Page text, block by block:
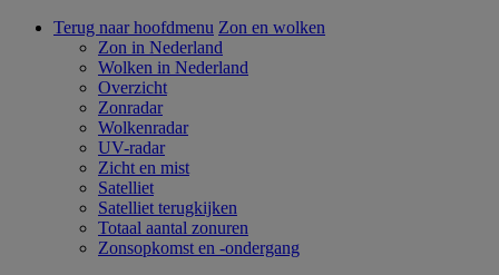
Terug naar hoofdmenu Zon en wolken
Zon in Nederland
Wolken in Nederland
Overzicht
Zonradar
Wolkenradar
UV-radar
Zicht en mist
Satelliet
Satelliet terugkijken
Totaal aantal zonuren
Zonsopkomst en -ondergang